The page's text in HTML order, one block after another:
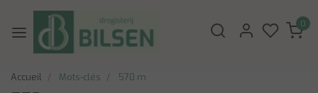
0
Accueil Mots-clés 570 m